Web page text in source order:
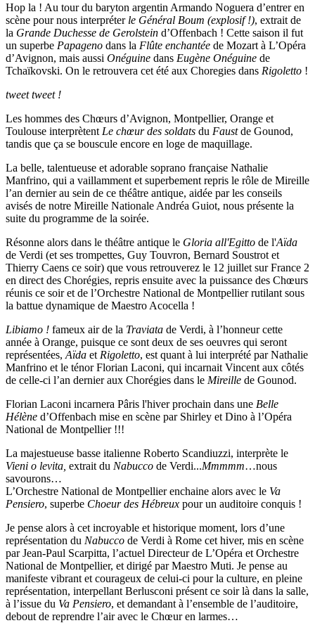
Hop la ! Au tour du baryton argentin Armando Noguera d’entrer en
scène pour nous interpréter le Général Boum (explosif !), extrait de
la Grande Duchesse de Gerolstein d’Offenbach ! Cette saison il fut
un superbe Papageno dans la Flûte enchantée de Mozart à L’Opéra
d’Avignon, mais aussi Onéguine dans Eugène Onéguine de
Tchaïkovski. On le retrouvera cet été aux Choregies dans Rigoletto !
tweet tweet !
Les hommes des Chœurs d’Avignon, Montpellier, Orange et
Toulouse interprètent Le chœur des soldats du Faustde Gounod,
tandis que ça se bouscule encore en loge de maquillage.
La belle, talentueuse et adorable soprano française Nathalie
Manfrino, qui a vaillamment et superbement repris le rôle de Mireille
l’an dernier au sein de ce théâtre antique, aidée par les conseils
avisés de notre Mireille Nationale Andréa Guiot, nous présente la
suite du programme de la soirée.
Résonne alors dans le théâtre antique le Gloria all'Egitto de l'Aïda
de Verdi (et ses trompettes, Guy Touvron, Bernard Soustrot et
Thierry Caens ce soir) que vous retrouverez le 12 juillet sur France 2
en direct des Chorégies, repris ensuite avec la puissance des Chœurs
réunis ce soir et de l’Orchestre National de Montpellier rutilant sous
la battue dynamique de Maestro Acocella !
Libiamo ! fameux air de la Traviata de Verdi, à l’honneur cette
année à Orange, puisque ce sont deux de ses oeuvres qui seront
représentées, Aïda et Rigoletto, est quant à lui interprété par Nathalie
Manfrino et le ténor Florian Laconi, qui incarnait Vincent aux côtés
de celle-ci l’an dernier aux Chorégies dans le Mireille de Gounod.
Florian Laconi incarnera Pâris l'hiver prochain dans une Belle
Hélène d’Offenbach mise en scène par Shirley et Dino à l’Opéra
National de Montpellier !!!
La majestueuse basse italienne Roberto Scandiuzzi, interprète le
Vieni o levita, extrait du Nabucco de Verdi...Mmmmm…nous
savourons…
L’Orchestre National de Montpellier enchaine alors avec le Va
Pensiero, superbe Choeur des Hébreux pour un auditoire conquis !
Je pense alors à cet incroyable et historique moment, lors d’une
représentation du Nabucco de Verdi à Rome cet hiver, mis en scène
par Jean-Paul Scarpitta, l’actuel Directeur de L’Opéra et Orchestre
National de Montpellier, et dirigé par Maestro Muti. Je pense au
manifeste vibrant et courageux de celui-ci pour la culture, en pleine
représentation, interpellant Berlusconi présent ce soir là dans la salle,
à l’issue du Va Pensiero, et demandant à l’ensemble de l’auditoire,
debout de reprendre l’air avec le Chœur en larmes…